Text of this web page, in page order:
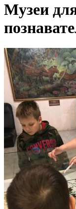
Музеи